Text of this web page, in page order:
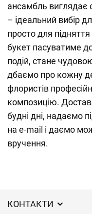
ансамбль виглядає
– ідеальний вибір
просто для
букет пасуватиме
подій, стане
дбаємо про кожну
флористів
композицію.
будні дні, надаємо
на e-mail і даємо
вручення.
КОНТАКТИ